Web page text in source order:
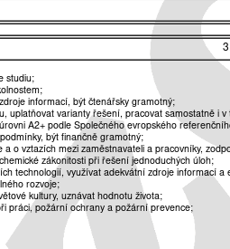
studiu;
informací, být čtenářsky gramotný;
uplatňovat varianty řešení, pracovat samostatně i v
A2+ podle Společného evropského
být finančně gramotný;
o vztazích mezi zaměstnavateli a pracovníky,
zákonitosti při řešení jednoduchých úloh;
technologií, využívat adekvátní zdroje informací a
rozvoje;
kultury, uznávat hodnotu života;
práci, požární ochrany a požární prevence;